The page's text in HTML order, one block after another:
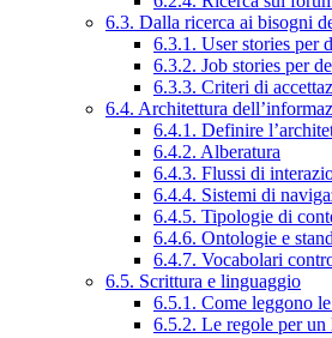
6.3. Dalla ricerca ai bisogni
6.3.1. User stories per
6.3.2. Job stories per
6.3.3. Criteri di
6.4. Architettura
6.4.1. Definire
6.4.2. Alberatura
6.4.3. Flussi di
6.4.4. Sistemi di
6.4.5. Tipologie di
6.4.6. Ontologie e
6.4.7. Vocabolari
6.5. Scrittura e linguaggio
6.5.1. Come leggono
6.5.2. Le regole per